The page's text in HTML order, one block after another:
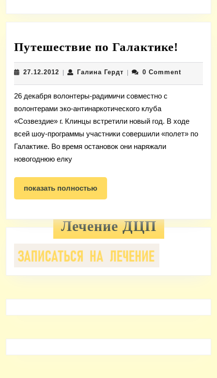
Путешествие по Галактике!
по
27.12.2012 27.12.2012Галина ГердтГалина0 Comment
26 декабря волонтеры-радимичи совместно с
волонтерами эко-антинаркотического клуба
«Созвездие» г. Клинцы встретили новый год. В ходе
всей шоу-программы участники совершили «полет» по
Галактике. Во время остановок они наряжали
новогоднюю елку
показать полностьюпоказать
полностью
Лечение ДЦП